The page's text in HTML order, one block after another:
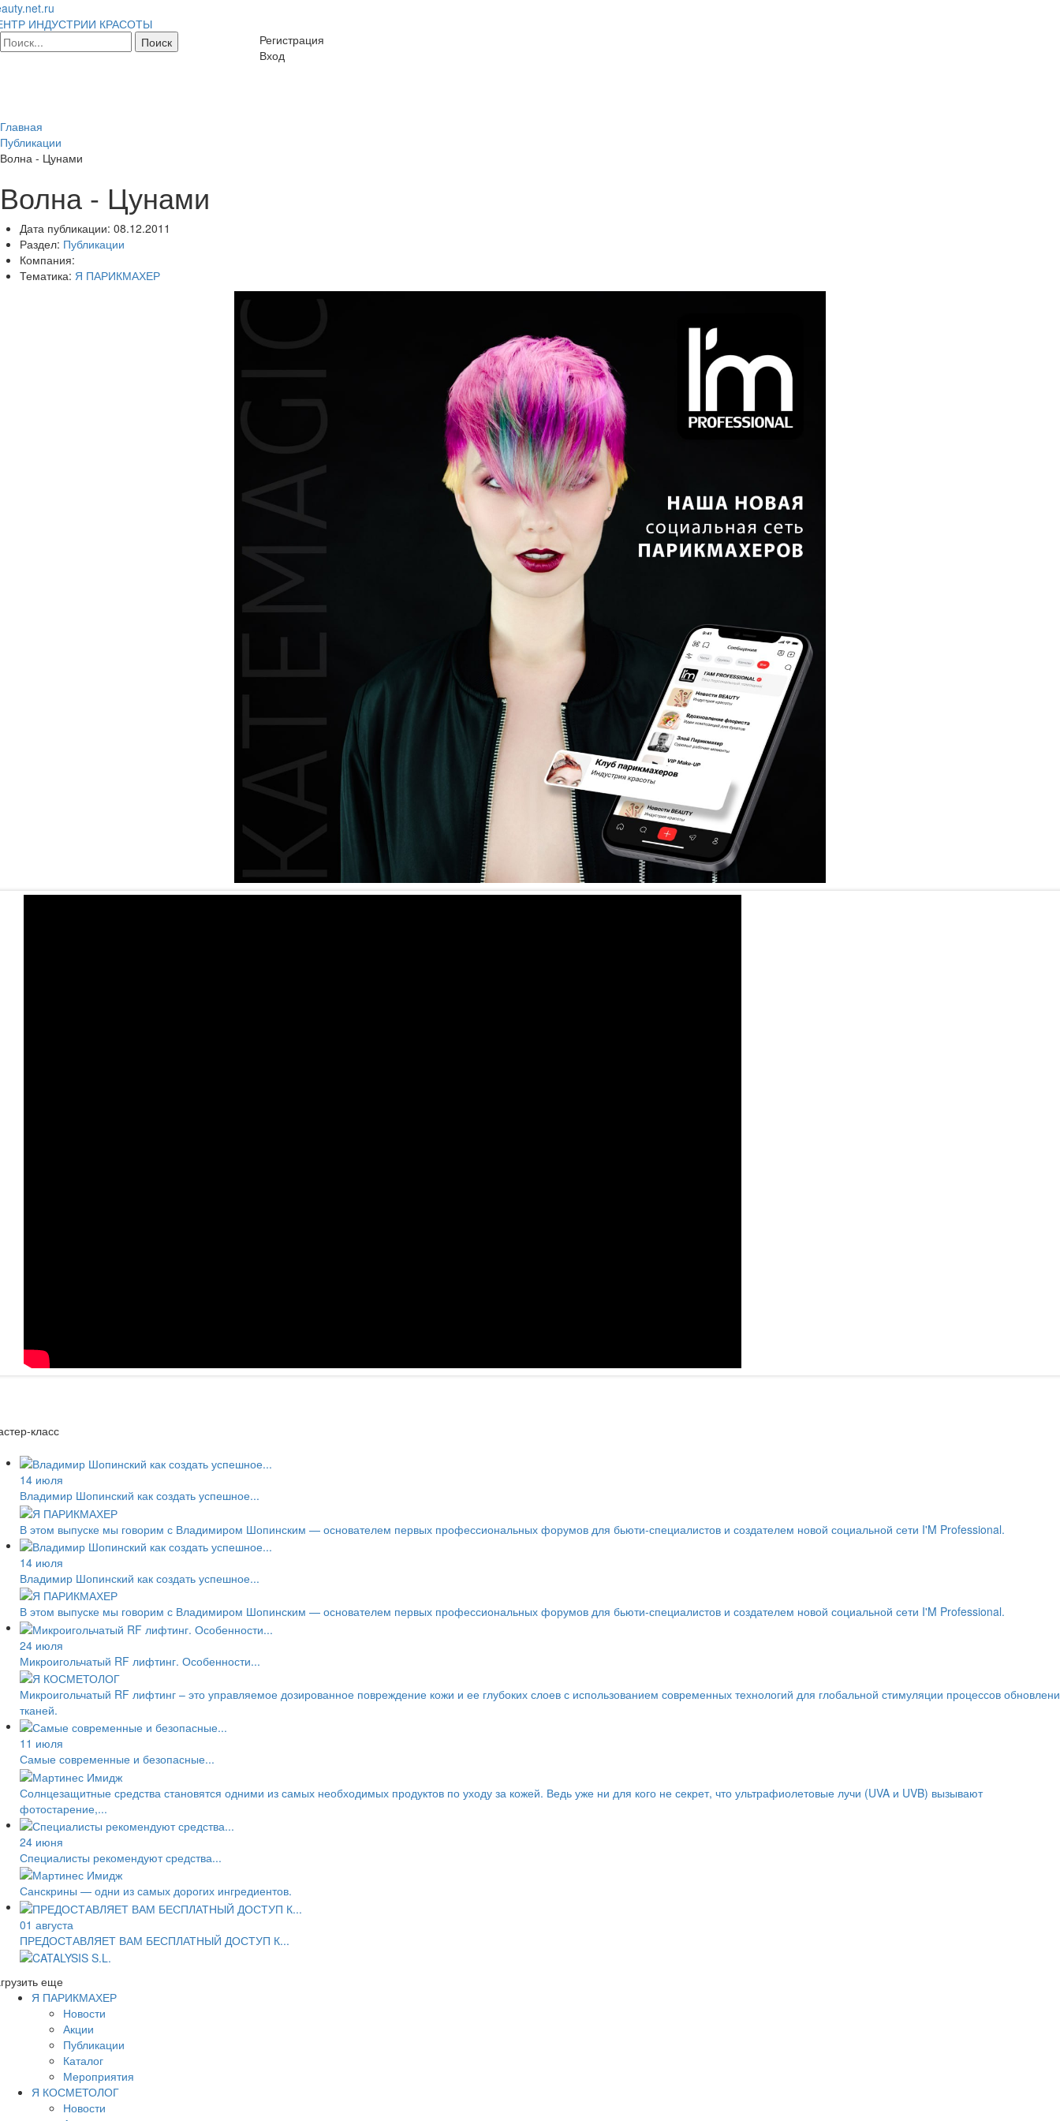
ИНДУСТРИИ КРАСОТЫ
Регистрация
Вход
Главная
Публикации
Волна - Цунами
Волна - Цунами
Дата публикации: 08.12.2011
Раздел: Публикации
Компания:
Тематика: Я ПАРИКМАХЕР
класс
14 июля
Владимир Шопинский как создать успешное...
В этом выпуске мы говорим с Владимиром Шопинским — основателем первых профессиональных форумов для бьюти-специалистов и создателем новой социальной сети I'M Professional.
14 июля
Владимир Шопинский как создать успешное...
В этом выпуске мы говорим с Владимиром Шопинским — основателем первых профессиональных форумов для бьюти-специалистов и создателем новой социальной сети I'M Professional.
24 июля
Микроигольчатый RF лифтинг. Особенности...
Микроигольчатый RF лифтинг – это управляемое дозированное повреждение кожи и ее глубоких слоев с использованием современных технологий для глобальной стимуляции процессов
тканей.
11 июля
Самые современные и безопасные...
Солнцезащитные средства становятся одними из самых необходимых продуктов по уходу за кожей. Ведь уже ни для кого не секрет, что ультрафиолетовые лучи (UVA и UVB) вызывают
фотостарение,...
24 июня
Специалисты рекомендуют средства...
Санскрины — одни из самых дорогих ингредиентов.
01 августа
ПРЕДОСТАВЛЯЕТ ВАМ БЕСПЛАТНЫЙ ДОСТУП К...
еще
Я ПАРИКМАХЕР
Новости
Акции
Публикации
Каталог
Мероприятия
Я КОСМЕТОЛОГ
Новости